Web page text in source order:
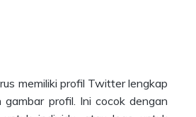
memiliki profil Twitter lengkap
profil. Ini cocok dengan